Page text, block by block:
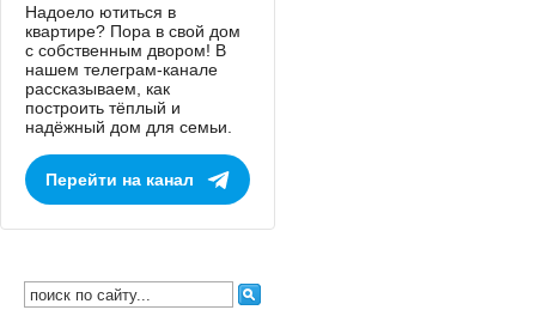
Надоело ютиться в
квартире? Пора в свой дом
с собственным двором! В
нашем телеграм-канале
рассказываем, как
построить тёплый и
надёжный дом для семьи.
Перейти на канал